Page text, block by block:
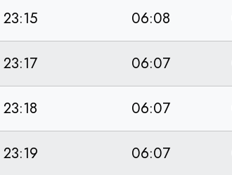
23:15 06:08
23:17 06:07
23:18 06:07
23:19 06:07